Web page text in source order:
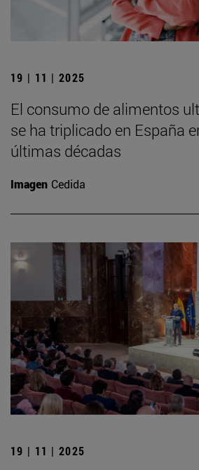
19 | 11 | 2025
El consumo de alimentos
se ha triplicado en España
últimas décadas
Imagen Cedida
19 | 11 | 2025